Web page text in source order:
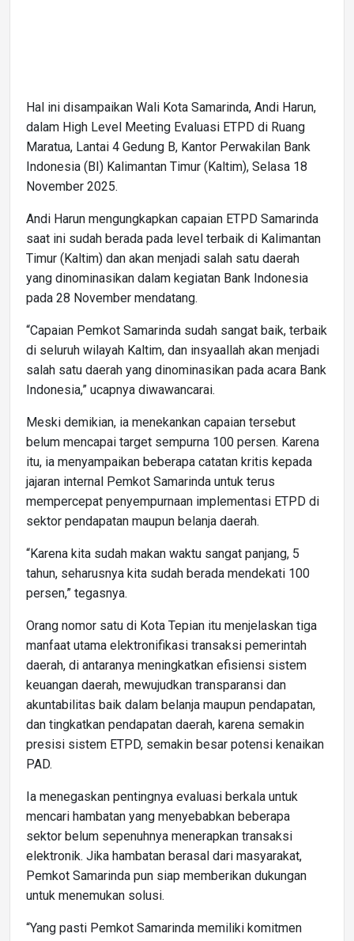
Hal ini disampaikan Wali Kota Samarinda, Andi Harun,
dalam High Level Meeting Evaluasi ETPD di Ruang
Maratua, Lantai 4 Gedung B, Kantor Perwakilan Bank
Indonesia (BI) Kalimantan Timur (Kaltim), Selasa 18
November 2025.
Andi Harun mengungkapkan capaian ETPD Samarinda
saat ini sudah berada pada level terbaik di Kalimantan
Timur (Kaltim) dan akan menjadi salah satu daerah
yang dinominasikan dalam kegiatan Bank Indonesia
pada 28 November mendatang.
“Capaian Pemkot Samarinda sudah sangat baik, terbaik
di seluruh wilayah Kaltim, dan insyaallah akan menjadi
salah satu daerah yang dinominasikan pada acara Bank
Indonesia,” ucapnya diwawancarai.
Meski demikian, ia menekankan capaian tersebut
belum mencapai target sempurna 100 persen. Karena
itu, ia menyampaikan beberapa catatan kritis kepada
jajaran internal Pemkot Samarinda untuk terus
mempercepat penyempurnaan implementasi ETPD di
sektor pendapatan maupun belanja daerah.
“Karena kita sudah makan waktu sangat panjang, 5
tahun, seharusnya kita sudah berada mendekati 100
persen,” tegasnya.
Orang nomor satu di Kota Tepian itu menjelaskan tiga
manfaat utama elektronifikasi transaksi pemerintah
daerah, di antaranya meningkatkan efisiensi sistem
keuangan daerah, mewujudkan transparansi dan
akuntabilitas baik dalam belanja maupun pendapatan,
dan tingkatkan pendapatan daerah, karena semakin
presisi sistem ETPD, semakin besar potensi kenaikan
PAD.
Ia menegaskan pentingnya evaluasi berkala untuk
mencari hambatan yang menyebabkan beberapa
sektor belum sepenuhnya menerapkan transaksi
elektronik. Jika hambatan berasal dari masyarakat,
Pemkot Samarinda pun siap memberikan dukungan
untuk menemukan solusi.
“Yang pasti Pemkot Samarinda memiliki komitmen